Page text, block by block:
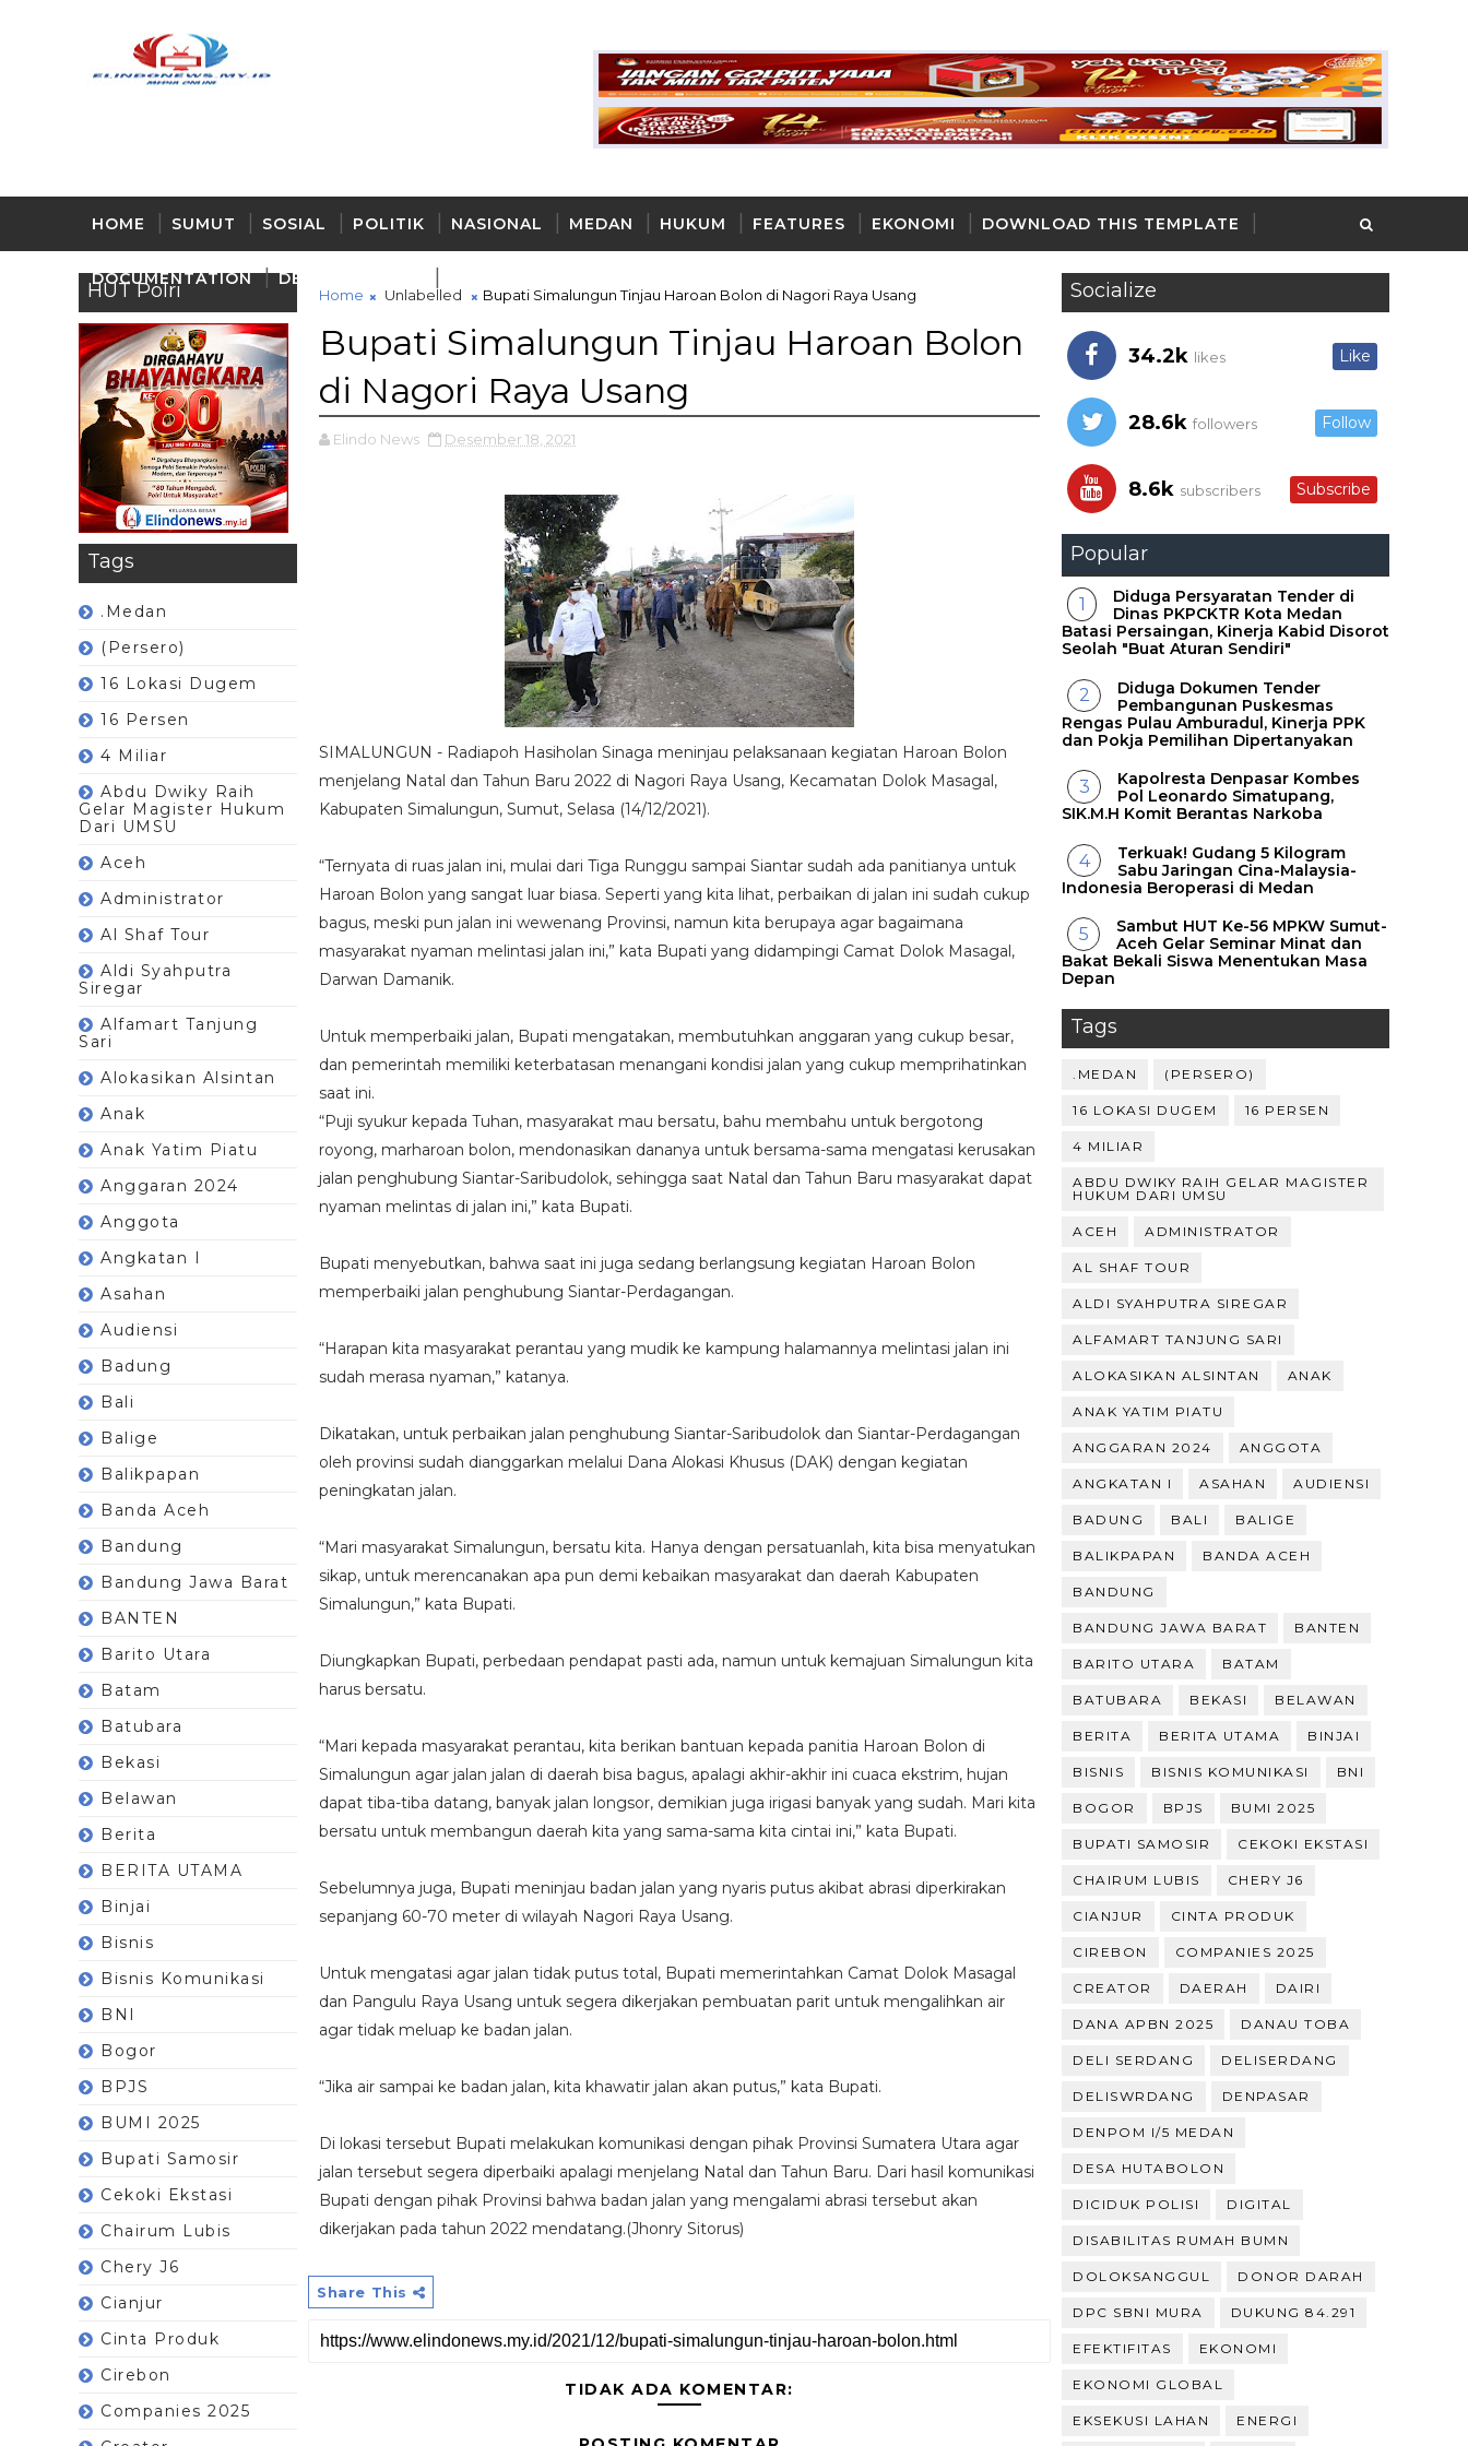
HOME SUMUT SOSIAL POLITIK NASIONAL MEDAN HUKUM FEATURES EKONOMI DOWNLOAD THIS TEMPLATE
DOCUMENTATION DELI - SERDANG
HUT Polri
Tags
.Medan
(Persero)
16 Lokasi Dugem
16 Persen
4 Miliar
Abdu Dwiky Raih
Gelar Magister Hukum
Dari UMSU
Aceh
Administrator
Al Shaf Tour
Aldi Syahputra
Siregar
Alfamart Tanjung
Sari
Alokasikan Alsintan
Anak
Anak Yatim Piatu
Anggaran 2024
Anggota
Angkatan I
Asahan
Audiensi
Badung
Bali
Balige
Balikpapan
Banda Aceh
Bandung
Bandung Jawa Barat
BANTEN
Barito Utara
Batam
Batubara
Bekasi
Belawan
Berita
BERITA UTAMA
Binjai
Bisnis
Bisnis Komunikasi
BNI
Bogor
BPJS
BUMI 2025
Bupati Samosir
Cekoki Ekstasi
Chairum Lubis
Chery J6
Cianjur
Cinta Produk
Cirebon
Companies 2025
Home Unlabelled Bupati Simalungun Tinjau Haroan Bolon di Nagori Raya Usang
Bupati Simalungun Tinjau Haroan Bolon
di Nagori Raya Usang
Elindo News Desember 18, 2021
SIMALUNGUN - Radiapoh Hasiholan Sinaga meninjau pelaksanaan kegiatan Haroan Bolon
menjelang Natal dan Tahun Baru 2022 di Nagori Raya Usang, Kecamatan Dolok Masagal,
Kabupaten Simalungun, Sumut, Selasa (14/12/2021).
“Ternyata di ruas jalan ini, mulai dari Tiga Runggu sampai Siantar sudah ada panitianya untuk
Haroan Bolon yang sangat luar biasa. Seperti yang kita lihat, perbaikan di jalan ini sudah cukup
bagus, meski pun jalan ini wewenang Provinsi, namun kita berupaya agar bagaimana
masyarakat nyaman melintasi jalan ini,” kata Bupati yang didampingi Camat Dolok Masagal,
Darwan Damanik.
Untuk memperbaiki jalan, Bupati mengatakan, membutuhkan anggaran yang cukup besar,
dan pemerintah memiliki keterbatasan menangani kondisi jalan yang cukup memprihatinkan
saat ini.
“Puji syukur kepada Tuhan, masyarakat mau bersatu, bahu membahu untuk bergotong
royong, marharoan bolon, mendonasikan dananya untuk bersama-sama mengatasi kerusakan
jalan penghubung Siantar-Saribudolok, sehingga saat Natal dan Tahun Baru masyarakat dapat
nyaman melintas di jalan ini,” kata Bupati.
Bupati menyebutkan, bahwa saat ini juga sedang berlangsung kegiatan Haroan Bolon
memperbaiki jalan penghubung Siantar-Perdagangan.
“Harapan kita masyarakat perantau yang mudik ke kampung halamannya melintasi jalan ini
sudah merasa nyaman,” katanya.
Dikatakan, untuk perbaikan jalan penghubung Siantar-Saribudolok dan Siantar-Perdagangan
oleh provinsi sudah dianggarkan melalui Dana Alokasi Khusus (DAK) dengan kegiatan
peningkatan jalan.
“Mari masyarakat Simalungun, bersatu kita. Hanya dengan persatuanlah, kita bisa menyatukan
sikap, untuk merencanakan apa pun demi kebaikan masyarakat dan daerah Kabupaten
Simalungun,” kata Bupati.
Diungkapkan Bupati, perbedaan pendapat pasti ada, namun untuk kemajuan Simalungun kita
harus bersatu.
“Mari kepada masyarakat perantau, kita berikan bantuan kepada panitia Haroan Bolon di
Simalungun agar jalan jalan di daerah bisa bagus, apalagi akhir-akhir ini cuaca ekstrim, hujan
dapat tiba-tiba datang, banyak jalan longsor, demikian juga irigasi banyak yang sudah. Mari kita
bersatu untuk membangun daerah kita yang sama-sama kita cintai ini,” kata Bupati.
Sebelumnya juga, Bupati meninjau badan jalan yang nyaris putus akibat abrasi diperkirakan
sepanjang 60-70 meter di wilayah Nagori Raya Usang.
Untuk mengatasi agar jalan tidak putus total, Bupati memerintahkan Camat Dolok Masagal
dan Pangulu Raya Usang untuk segera dikerjakan pembuatan parit untuk mengalihkan air
agar tidak meluap ke badan jalan.
“Jika air sampai ke badan jalan, kita khawatir jalan akan putus,” kata Bupati.
Di lokasi tersebut Bupati melakukan komunikasi dengan pihak Provinsi Sumatera Utara agar
jalan tersebut segera diperbaiki apalagi menjelang Natal dan Tahun Baru. Dari hasil komunikasi
Bupati dengan pihak Provinsi bahwa badan jalan yang mengalami abrasi tersebut akan
dikerjakan pada tahun 2022 mendatang.(Jhonry Sitorus)
Share This
TIDAK ADA KOMENTAR:
Socialize
34.2k likes Like
28.6k followers Follow
8.6k subscribers Subscribe
Popular
Diduga Persyaratan Tender di
Dinas PKPCKTR Kota Medan
Batasi Persaingan, Kinerja Kabid Disorot
Seolah "Buat Aturan Sendiri"
Diduga Dokumen Tender
Pembangunan Puskesmas
Rengas Pulau Amburadul, Kinerja PPK
dan Pokja Pemilihan Dipertanyakan
Kapolresta Denpasar Kombes
Pol Leonardo Simatupang,
SIK.M.H Komit Berantas Narkoba
Terkuak! Gudang 5 Kilogram
Sabu Jaringan Cina-Malaysia-
Indonesia Beroperasi di Medan
Sambut HUT Ke-56 MPKW Sumut-
Aceh Gelar Seminar Minat dan
Bakat Bekali Siswa Menentukan Masa
Depan ‎
Tags
.MEDAN (PERSERO)
16 LOKASI DUGEM 16 PERSEN
4 MILIAR
ABDU DWIKY RAIH GELAR MAGISTER
HUKUM DARI UMSU
ACEH ADMINISTRATOR
AL SHAF TOUR
ALDI SYAHPUTRA SIREGAR
ALFAMART TANJUNG SARI
ALOKASIKAN ALSINTAN ANAK
ANAK YATIM PIATU
ANGGARAN 2024 ANGGOTA
ANGKATAN I ASAHAN AUDIENSI
BADUNG BALI BALIGE
BALIKPAPAN BANDA ACEH
BANDUNG
BANDUNG JAWA BARAT BANTEN
BARITO UTARA BATAM
BATUBARA BEKASI BELAWAN
BERITA BERITA UTAMA BINJAI
BISNIS BISNIS KOMUNIKASI BNI
BOGOR BPJS BUMI 2025
BUPATI SAMOSIR CEKOKI EKSTASI
CHAIRUM LUBIS CHERY J6
CIANJUR CINTA PRODUK
CIREBON COMPANIES 2025
CREATOR DAERAH DAIRI
DANA APBN 2025 DANAU TOBA
DELI SERDANG DELISERDANG
DELISWRDANG DENPASAR
DENPOM I/5 MEDAN
DESA HUTABOLON
DICIDUK POLISI DIGITAL
DISABILITAS RUMAH BUMN
DOLOKSANGGUL DONOR DARAH
DPC SBNI MURA DUKUNG 84.291
EFEKTIFITAS EKONOMI
EKONOMI GLOBAL
EKSEKUSI LAHAN ENERGI